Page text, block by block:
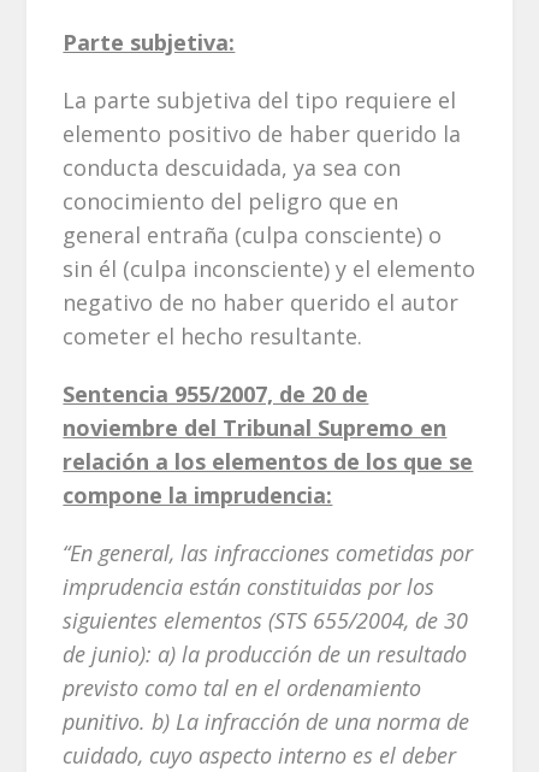
Parte subjetiva:
La parte subjetiva del tipo requiere el
elemento positivo de haber querido la
conducta descuidada, ya sea con
conocimiento del peligro que en
general entraña (culpa consciente) o
sin él (culpa inconsciente) y el elemento
negativo de no haber querido el autor
cometer el hecho resultante.
Sentencia 955/2007, de 20 de
noviembre del Tribunal Supremo en
relación a los elementos de los que se
compone la imprudencia:
“En general, las infracciones cometidas por
imprudencia están constituidas por los
siguientes elementos (STS 655/2004, de 30
de junio): a) la producción de un resultado
previsto como tal en el ordenamiento
punitivo. b) La infracción de una norma de
cuidado, cuyo aspecto interno es el deber